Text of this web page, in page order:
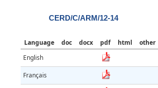
CERD/C/ARM/12-14
Language doc docx pdf html
other
English
Français